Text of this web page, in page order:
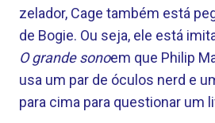
zelador, Cage também está
de Bogie. Ou seja, ele está
O grande sonoem que Philip
usa um par de óculos nerd e
para cima para questionar um